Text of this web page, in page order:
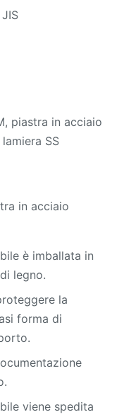
piastra in acciaio
SS
in acciaio
è imballata in
legno.
la
forma di
viene spedita